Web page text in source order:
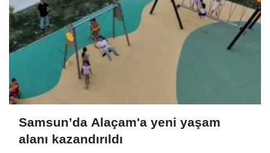
Samsun’da Alaçam'a yeni yaşam
alanı kazandırıldı